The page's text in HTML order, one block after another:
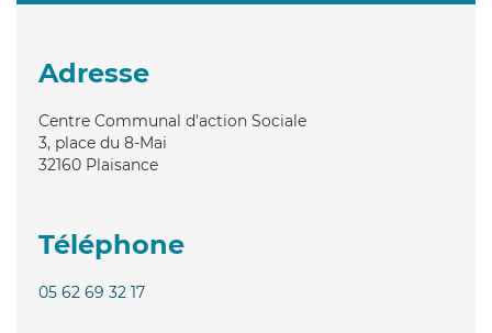
Adresse
Centre Communal d'action Sociale
3, place du 8-Mai
32160 Plaisance
Téléphone
05 62 69 32 17